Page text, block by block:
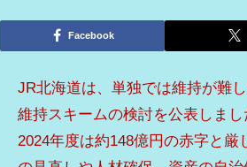
Facebook
JR北海道は、単独では維持が難
維持スキームの検討を公表しま
2024年度は約148億円の赤字と